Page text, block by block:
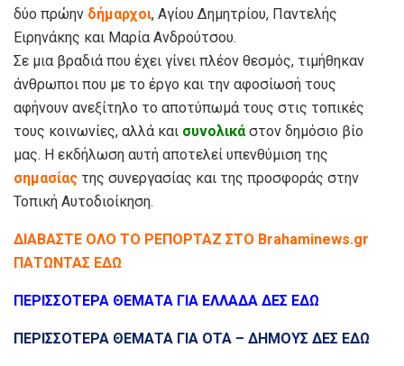
δύο πρώην δήμαρχοι, Αγίου Δημητρίου, Παντελής
Ειρηνάκης και Μαρία Ανδρούτσου.
Σε μια βραδιά που έχει γίνει πλέον θεσμός, τιμήθηκαν
άνθρωποι που με το έργο και την αφοσίωσή τους
αφήνουν ανεξίτηλο το αποτύπωμά τους στις τοπικές
τους κοινωνίες, αλλά και συνολικά στον δημόσιο βίο
μας. Η εκδήλωση αυτή αποτελεί υπενθύμιση της
σημασίας της συνεργασίας και της προσφοράς στην
Τοπική Αυτοδιοίκηση.
ΔΙΑΒΑΣΤΕ ΟΛΟ ΤΟ ΡΕΠΟΡΤΑΖ ΣΤΟ Brahaminews.gr
ΠΑΤΩΝΤΑΣ ΕΔΩ
ΠΕΡΙΣΣΟΤΕΡΑ ΘΕΜΑΤΑ ΓΙΑ ΕΛΛΑΔΑ ΔΕΣ ΕΔΩ
ΠΕΡΙΣΣΟΤΕΡΑ ΘΕΜΑΤΑ ΓΙΑ ΟΤΑ – ΔΗΜΟΥΣ ΔΕΣ ΕΔΩ